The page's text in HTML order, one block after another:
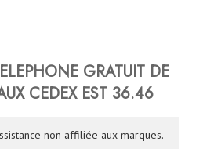
GRATUIT DE
CEDEX EST 36.46
non affiliée aux marques.